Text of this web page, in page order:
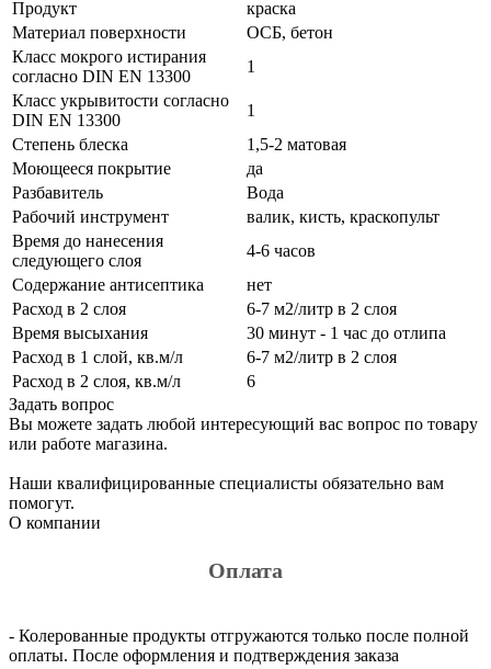
Продукт
краска
Материал поверхности
ОСБ, бетон
Класс мокрого истирания
согласно DIN EN 13300
1
Класс укрывитости согласно
DIN EN 13300
1
Степень блеска
1,5-2 матовая
Моющееся покрытие
да
Разбавитель
Вода
Рабочий инструмент
валик, кисть, краскопульт
Время до нанесения
следующего слоя
4-6 часов
Содержание антисептика
нет
Расход в 2 слоя
6-7 м2/литр в 2 слоя
Время высыхания
30 минут - 1 час до отлипа
Расход в 1 слой, кв.м/л
6-7 м2/литр в 2 слоя
Расход в 2 слоя, кв.м/л
6
Задать вопрос
Вы можете задать любой интересующий вас вопрос по товару
или работе магазина.
Наши квалифицированные специалисты обязательно вам
помогут.
О компании
Оплата
- Колерованные продукты отгружаются только после полной
оплаты. После оформления и подтверждения заказа